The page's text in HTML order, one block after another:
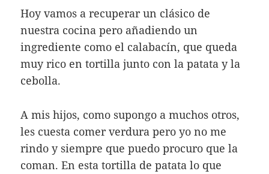
Hoy vamos a recuperar un clásico de
nuestra cocina pero añadiendo un
ingrediente como el calabacín, que queda
muy rico en tortilla junto con la patata y la
cebolla.
A mis hijos, como supongo a muchos otros,
les cuesta comer verdura pero yo no me
rindo y siempre que puedo procuro que la
coman. En esta tortilla de patata lo que